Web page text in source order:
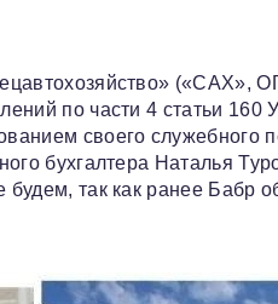
(«САХ»,
по части 4 статьи 160
своего служебного
бухгалтера Наталья
так как ранее Бабр